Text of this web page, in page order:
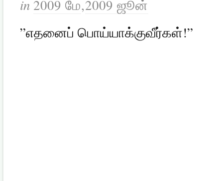
in 2009 மே,2009 ஜூன்
”எதனைப் பொய்யாக்குவீர்கள்!”